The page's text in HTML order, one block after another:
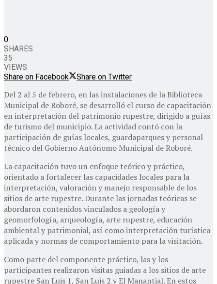
0
SHARES
35
VIEWS
Share on Facebook
Share on Twitter
Del 2 al 5 de febrero, en las instalaciones de la Biblioteca
Municipal de Roboré, se desarrolló el curso de capacitación
en interpretación del patrimonio rupestre, dirigido a guías
de turismo del municipio. La actividad contó con la
participación de guías locales, guardaparques y personal
técnico del Gobierno Autónomo Municipal de Roboré.
La capacitación tuvo un enfoque teórico y práctico,
orientado a fortalecer las capacidades locales para la
interpretación, valoración y manejo responsable de los
sitios de arte rupestre. Durante las jornadas teóricas se
abordaron contenidos vinculados a geología y
geomorfología, arqueología, arte rupestre, educación
ambiental y patrimonial, así como interpretación turística
aplicada y normas de comportamiento para la visitación.
Como parte del componente práctico, las y los
participantes realizaron visitas guiadas a los sitios de arte
rupestre San Luis 1, San Luis 2 y El Manantial. En estos